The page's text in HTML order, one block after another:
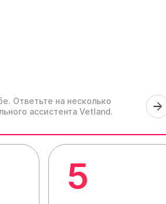
Ответьте на несколько
ассистента Vetland.
5